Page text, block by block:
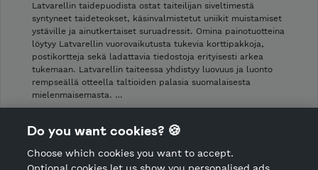
Latvarellin taidepuodista ostat taiteilijan siveltimestä
syntyneet taideteokset, käsinvalmistetut uniikit muistamiset
ystäville ja ainutkertaiset suruadressit. Omina painotuotteina
löytyy Latvarellin vuorovaikutusta tukevia korttipakkoja,
postikortteja sekä ladattavia tiedostoja erityisesti arkea
tukemaan. Latvarellin taiteessa yhdistyy luovuus ja luonto
rempseällä otteella taltioiden palasia suomalaisesta
mielenmaisemasta. …
Shop privacy policy
CANCEL ORDER
Do you want cookies? 🍪
Choose which cookies you want to accept.